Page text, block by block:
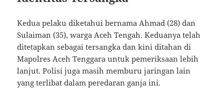
Kedua pelaku diketahui bernama Ahmad (28) dan
Sulaiman (35), warga Aceh Tengah. Keduanya telah
ditetapkan sebagai tersangka dan kini ditahan di
Mapolres Aceh Tenggara untuk pemeriksaan lebih
lanjut. Polisi juga masih memburu jaringan lain
yang terlibat dalam peredaran ganja ini.